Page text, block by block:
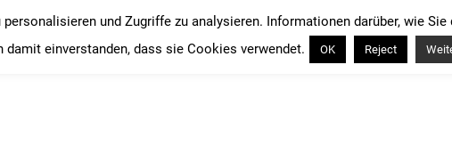
und Zugriffe zu analysieren. Informationen darüber, wie Sie
einverstanden, dass sie Cookies verwendet.
OK Reject